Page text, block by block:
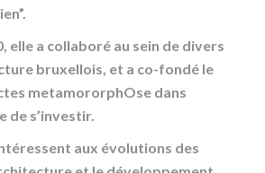
elle a collaboré au sein de divers
bruxellois, et a co-fondé le
metamororphOse dans
de s’investir.
aux évolutions des